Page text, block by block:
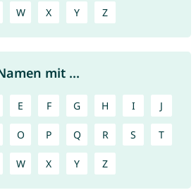
W X Y Z
mit ...
E F G H I J
O P Q R S T
W X Y Z